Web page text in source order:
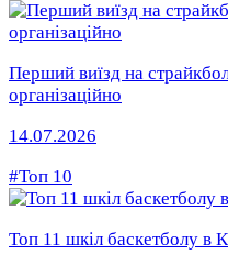
Перший виїзд на
організаційно
14.07.2026
#Топ 10
Топ 11 шкіл баскетболу в